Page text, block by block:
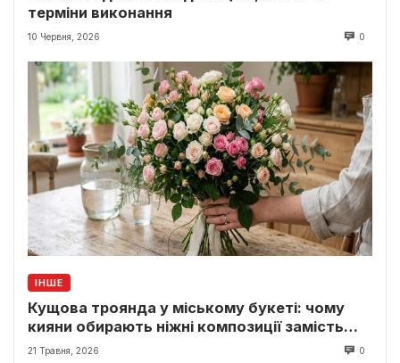
терміни виконання
10 Червня, 2026 0
ІНШЕ
Кущова троянда у міському букеті: чому
кияни обирають ніжні композиції замість
класики
21 Травня, 2026 0